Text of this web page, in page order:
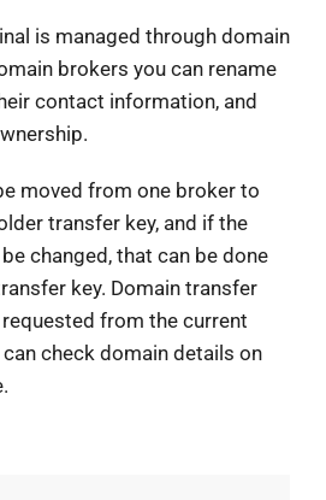
is managed through domain
brokers you can rename
contact information, and
moved from one broker to
transfer key, and if the
changed, that can be done
key. Domain transfer
from the current
check domain details on